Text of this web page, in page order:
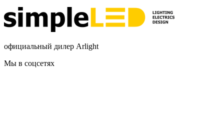
официальный дилер Arlight
Мы в соцсетях